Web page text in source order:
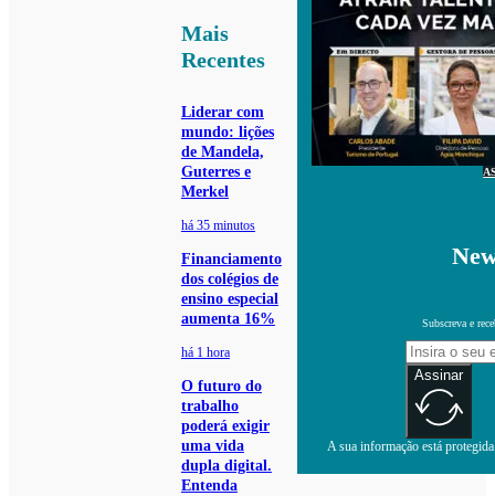
Mais
Recentes
Liderar com
mundo: lições
de Mandela,
Guterres e
Merkel
há 35 minutos
Financiamento
dos colégios de
ensino especial
aumenta 16%
há 1 hora
O futuro do
trabalho
poderá exigir
uma vida
dupla digital.
Entenda
Subscreva e
Assinar
A sua informação está